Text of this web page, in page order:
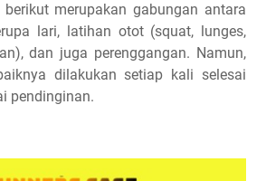
merupakan gabungan antara
lari, latihan otot (squat, lunges,
dan juga perenggangan. Namun,
dilakukan setiap kali selesai
pendinginan.